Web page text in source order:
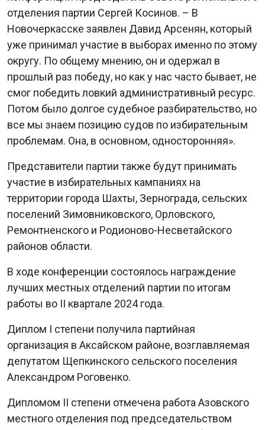
отделения партии Сергей Косинов. – В
Новочеркасске заявлен Давид Арсенян, который
уже принимал участие в выборах именно по этому
округу. По общему мнению, он и одержал в
прошлый раз победу, но как у нас часто бывает, не
смог победить ловкий административный ресурс.
Потом было долгое судебное разбирательство, но
все мы знаем позицию судов по избирательным
проблемам. Она, в основном, односторонняя».
Представители партии также будут принимать
участие в избирательных кампаниях на
территории города Шахты, Зернограда, сельских
поселений Зимовниковского, Орловского,
Ремонтненского и Родионово-Несветайского
районов области.
В ходе конференции состоялось награждение
лучших местных отделений партии по итогам
работы во II квартале 2024 года.
Диплом I степени получила партийная
организация в Аксайском районе, возглавляемая
депутатом Щепкинского сельского поселения
Александром Роговенко.
Дипломом II степени отмечена работа Азовского
местного отделения под председательством